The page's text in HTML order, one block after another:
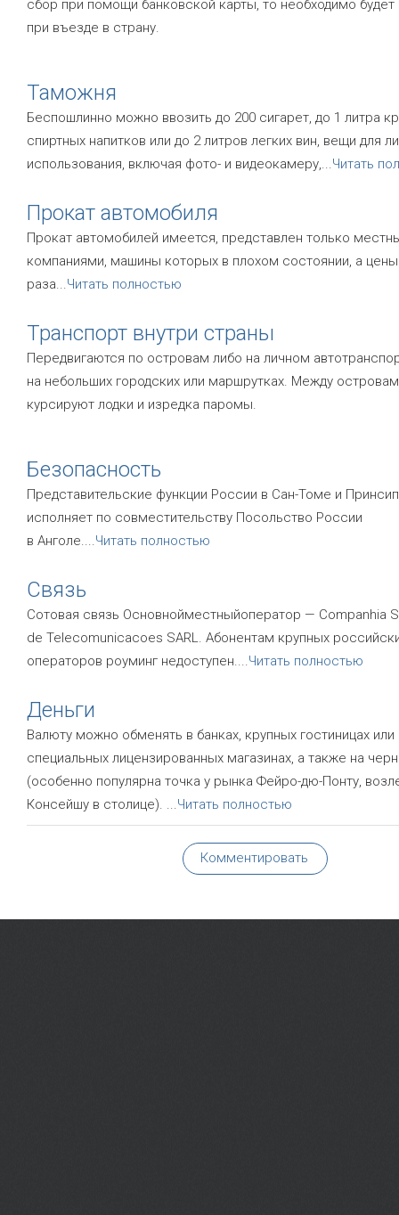
сбор при помощи банковской карты, то необходимо будет
при въезде в страну.
Таможня
Беспошлинно можно ввозить до 200 сигарет, до 1 литра
спиртных напитков или до 2 литров легких вин, вещи для
использования, включая фото- и видеокамеру,...Читать
Прокат автомобиля
Прокат автомобилей имеется, представлен только
компаниями, машины которых в плохом состоянии, а
раза...Читать полностью
Транспорт внутри страны
Передвигаются по островам либо на личном
на небольших городских или маршрутках. Между
курсируют лодки и изредка паромы.
Безопасность
Представительские функции России в Сан-Томе и
исполняет по совместительству Посольство России
в Анголе....Читать полностью
Связь
Сотовая связь Основнойместныйоператор — Companhia
de Telecomunicacoes SARL. Абонентам крупных
операторов роуминг недоступен....Читать полностью
Деньги
Валюту можно обменять в банках, крупных гостиницах или
специальных лицензированных магазинах, а также на
(особенно популярна точка у рынка Фейро-дю-Понту,
Консейшу в столице). ...Читать полностью
Комментировать